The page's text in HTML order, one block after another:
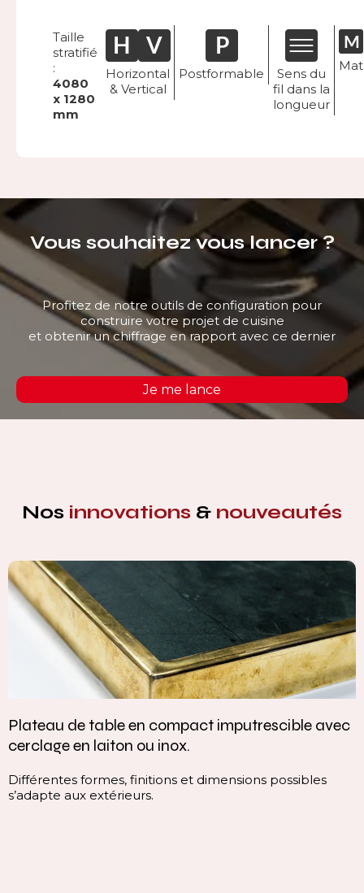
Taille
stratifié
:
4080
x 1280
mm
Horizontal
& Vertical
Postformable
Sens du
fil dans la
longueur
Mat
Vous souhaitez vous lancer ?
Profitez de notre outils de configuration pour
construire votre projet de cuisine
et obtenir un chiffrage en rapport avec ce dernier
Je me lance
Nos innovations & nouveautés
Plateau de table en compact imputrescible avec
cerclage en laiton ou inox.
Différentes formes, finitions et dimensions possibles
s’adapte aux extérieurs.